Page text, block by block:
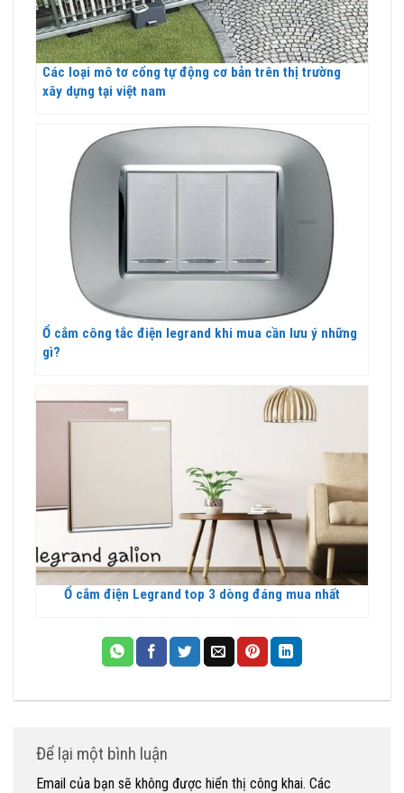
Các loại mô tơ cổng tự động cơ bản trên thị trường
xây dựng tại việt nam
Ổ cắm công tắc điện legrand khi mua cần lưu ý những
gì?
Ổ cắm điện Legrand top 3 dòng đáng mua nhất
Để lại một bình luận
Email của bạn sẽ không được hiển thị công khai. Các